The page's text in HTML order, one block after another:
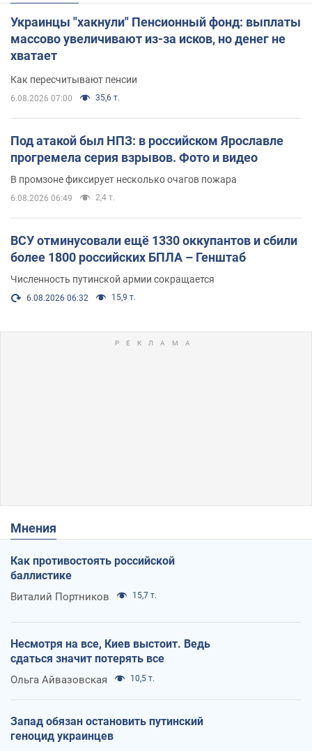
Украинцы "хакнули" Пенсионный фонд: выплаты
массово увеличивают из-за исков, но денег не
хватает
Как пересчитывают пенсии
6.08.2026 07:00 35,6 т.
Под атакой был НПЗ: в российском Ярославле
прогремела серия взрывов. Фото и видео
В промзоне фиксирует несколько очагов пожара
6.08.2026 06:49 2,4 т.
ВСУ отминусовали ещё 1330 оккупантов и сбили
более 1800 российских БПЛА – Генштаб
Численность путинской армии сокращается
6.08.2026 06:32 15,9 т.
Мнения
Как противостоять российской
баллистике
Виталий Портников 15,7 т.
Несмотря на все, Киев выстоит. Ведь
сдаться значит потерять все
Ольга Айвазовская 10,5 т.
Запад обязан остановить путинский
геноцид украинцев